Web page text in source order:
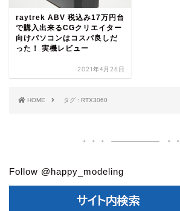
raytrek ABV 税込み17万円台
で購入出来るCGクリエイター
向けパソコンはコスパ良しだ
った！ 実機レビュー
2021年4月26日
HOME タグ : RTX3060
Follow @happy_modeling